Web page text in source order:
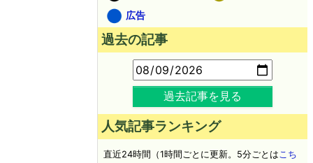
広告
過去の記事
過去記事を見る
人気記事ランキング
直近24時間（1時間ごとに更新。5分ごとはこち